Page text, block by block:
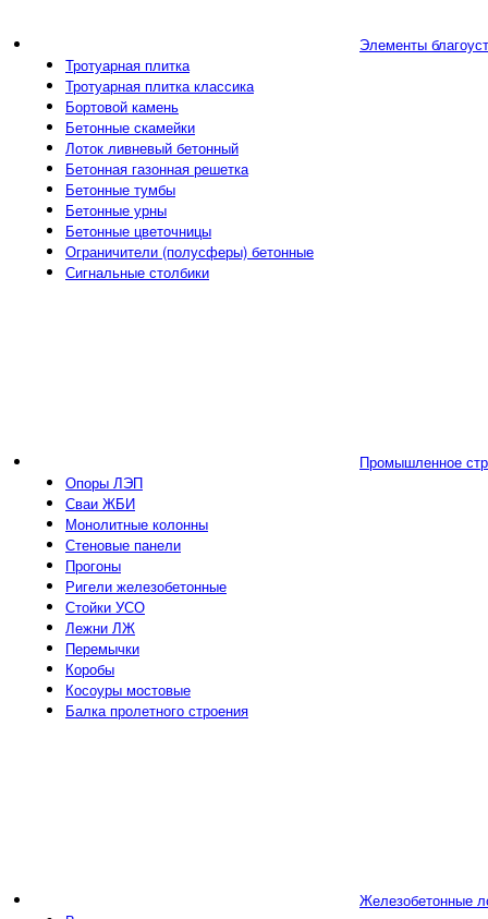
Элементы
Тротуарная плитка
Тротуарная плитка классика
Бортовой камень
Бетонные скамейки
Лоток ливневый бетонный
Бетонная газонная решетка
Бетонные тумбы
Бетонные урны
Бетонные цветочницы
Ограничители (полусферы) бетонные
Сигнальные столбики
Промышленное
Опоры ЛЭП
Сваи ЖБИ
Монолитные колонны
Стеновые панели
Прогоны
Ригели железобетонные
Стойки УСО
Лежни ЛЖ
Перемычки
Коробы
Косоуры мостовые
Балка пролетного строения
Железобетонные